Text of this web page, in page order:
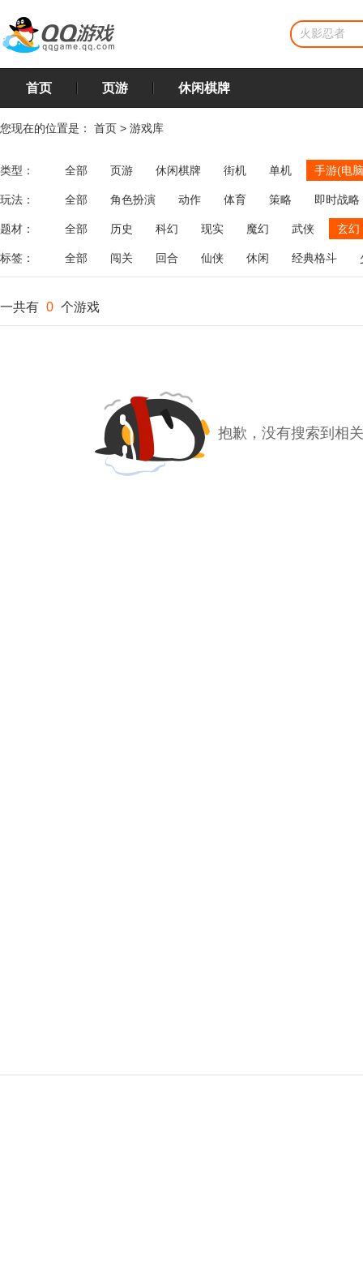
首页 页游 休闲棋牌
您现在的位置是： 首页 > 游戏库
类型： 全部 页游 休闲棋牌 街机 单机 手游(电
玩法： 全部 角色扮演 动作 体育 策略
即时战略
飞行
恋爱 第三人称射击 棋类 牌类 麻将
题材： 全部 历史 科幻 现实 魔幻 武侠 玄幻
标签： 全部 闯关 回合 仙侠 休闲 经典格斗
一共有 0 个游戏
抱歉，没有搜索到相